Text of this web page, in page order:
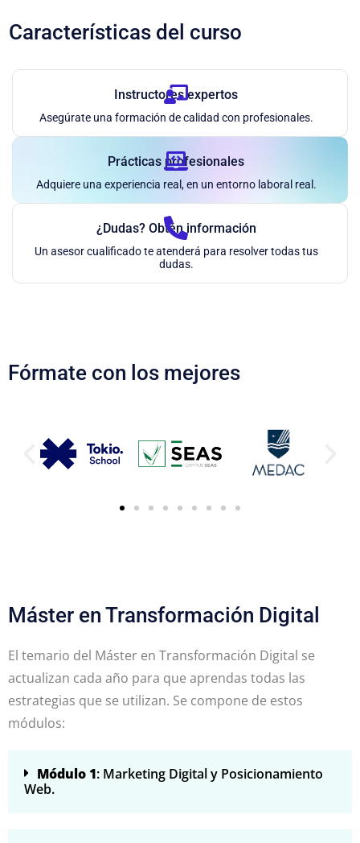
Características del curso
Instructores expertos
Asegúrate una formación de calidad con profesionales.
Prácticas profesionales
Adquiere una experiencia real, en un entorno laboral real.
¿Dudas? Obtén información
Un asesor cualificado te atenderá para resolver todas tus
dudas.
Fórmate con los mejores
Máster en Transformación Digital
El temario del Máster en Transformación Digital se
actualizan cada año para que aprendas todas las
estrategias que se utilizan. Se compone de estos
módulos:
Módulo 1: Marketing Digital y Posicionamiento
Web.